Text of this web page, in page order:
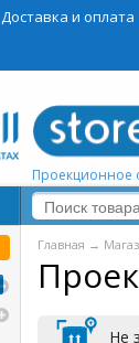
Доставка и оплата
Проекционное
Главная →
Не